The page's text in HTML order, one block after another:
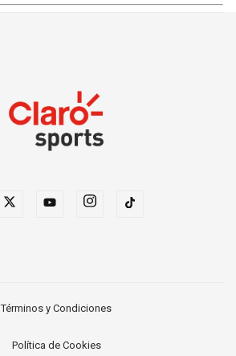
Términos y Condiciones
Política de Cookies